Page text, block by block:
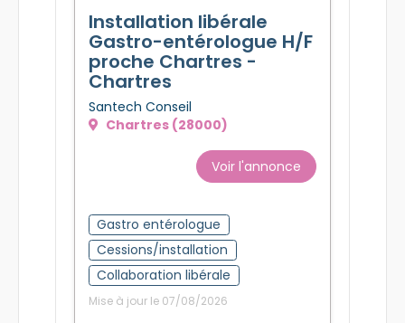
Installation libérale
Gastro-entérologue H/F
proche Chartres -
Chartres
Santech Conseil
Chartres (28000)
Voir l'annonce
Gastro entérologue
Cessions/installation
Collaboration libérale
Mise à jour le 07/08/2026